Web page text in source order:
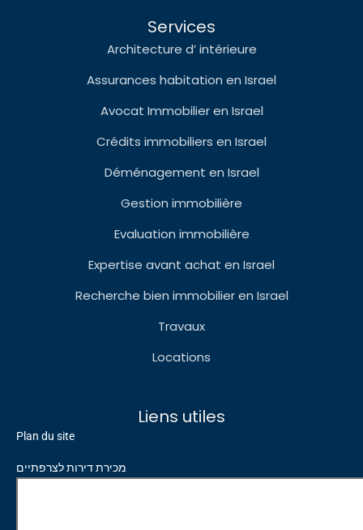
Services
Architecture d’ intérieure
Assurances habitation en Israel
Avocat Immobilier en Israel
Crédits immobiliers en Israel
Déménagement en Israel
Gestion immobilière
Evaluation immobilière
Expertise avant achat en Israel
Recherche bien immobilier en Israel
Travaux
Locations
Liens utiles
Plan du site
מכירת דירות לצרפתיים